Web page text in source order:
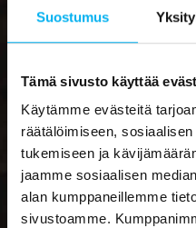
Suostumus
Tämä sivusto käyttää
Käytämme evästeitä
räätälöimiseen,
tukemiseen ja
jaamme sosiaalisen
alan kumppaneillemme
sivustoamme.